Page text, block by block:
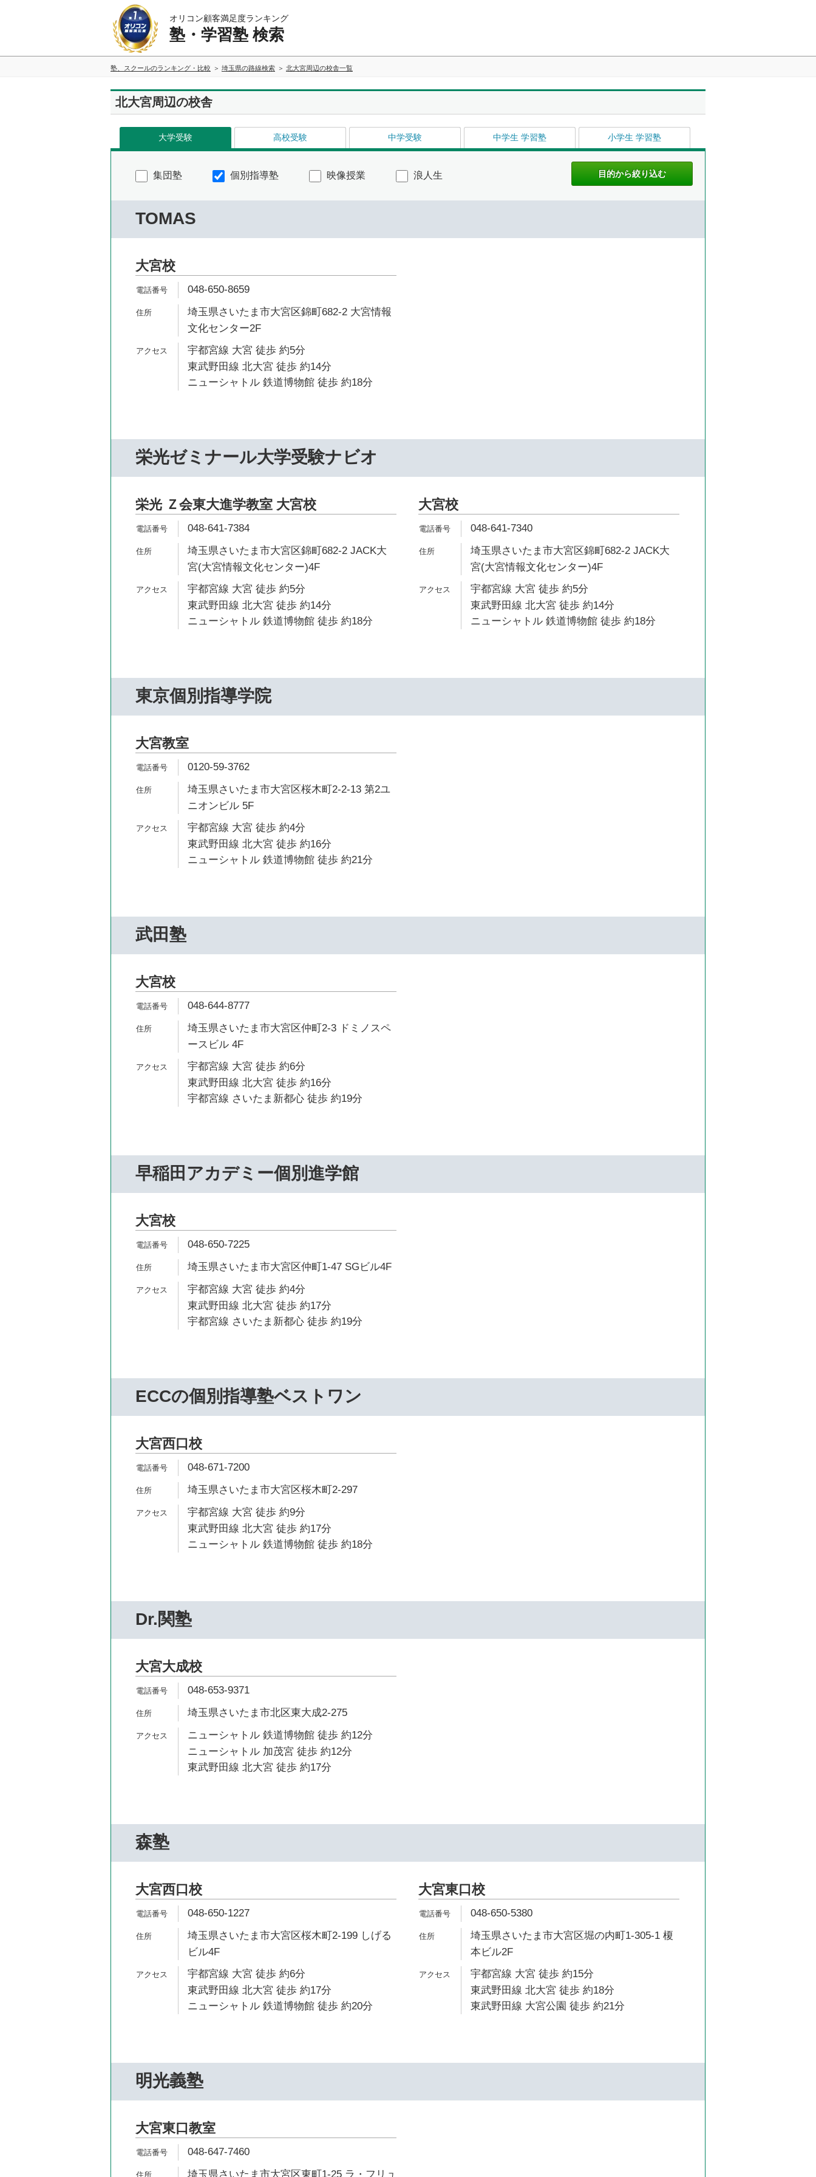
オリコン顧客満足度ランキング
塾・学習塾 検索
塾、スクールのランキング・比較 埼玉県の路線検索 北大宮周辺の校舎一覧
北大宮周辺の校舎
大学受験 高校受験 中学受験 中学生 学習塾 小学生 学習塾
集団塾 個別指導塾 映像授業 浪人生
TOMAS
大宮校
048-650-8659
埼玉県さいたま市大宮区錦町682-2 大宮情報
文化センター2F
宇都宮線 大宮 徒歩 約5分
東武野田線 北大宮 徒歩 約14分
ニューシャトル 鉄道博物館 徒歩 約18分
栄光ゼミナール大学受験ナビオ
栄光 Ｚ会東大進学教室 大宮校
048-641-7384
埼玉県さいたま市大宮区錦町682-2 JACK大
宮(大宮情報文化センター)4F
宇都宮線 大宮 徒歩 約5分
東武野田線 北大宮 徒歩 約14分
ニューシャトル 鉄道博物館 徒歩 約18分
大宮校
048-641-7340
埼玉県さいたま市大宮区錦町682-2 JACK大
宮(大宮情報文化センター)4F
宇都宮線 大宮 徒歩 約5分
東武野田線 北大宮 徒歩 約14分
ニューシャトル 鉄道博物館 徒歩 約18分
東京個別指導学院
大宮教室
0120-59-3762
埼玉県さいたま市大宮区桜木町2-2-13 第2ユ
ニオンビル 5F
宇都宮線 大宮 徒歩 約4分
東武野田線 北大宮 徒歩 約16分
ニューシャトル 鉄道博物館 徒歩 約21分
武田塾
大宮校
048-644-8777
埼玉県さいたま市大宮区仲町2-3 ドミノスペ
ースビル 4F
宇都宮線 大宮 徒歩 約6分
東武野田線 北大宮 徒歩 約16分
宇都宮線 さいたま新都心 徒歩 約19分
早稲田アカデミー個別進学館
大宮校
048-650-7225
埼玉県さいたま市大宮区仲町1-47 SGビル4F
宇都宮線 大宮 徒歩 約4分
東武野田線 北大宮 徒歩 約17分
宇都宮線 さいたま新都心 徒歩 約19分
ECCの個別指導塾ベストワン
大宮西口校
048-671-7200
埼玉県さいたま市大宮区桜木町2-297
宇都宮線 大宮 徒歩 約9分
東武野田線 北大宮 徒歩 約17分
ニューシャトル 鉄道博物館 徒歩 約18分
Dr.関塾
大宮大成校
048-653-9371
埼玉県さいたま市北区東大成2-275
ニューシャトル 鉄道博物館 徒歩 約12分
ニューシャトル 加茂宮 徒歩 約12分
東武野田線 北大宮 徒歩 約17分
森塾
大宮西口校
048-650-1227
埼玉県さいたま市大宮区桜木町2-199 しげる
ビル4F
宇都宮線 大宮 徒歩 約6分
東武野田線 北大宮 徒歩 約17分
ニューシャトル 鉄道博物館 徒歩 約20分
大宮東口校
048-650-5380
埼玉県さいたま市大宮区堀の内町1-305-1 榎
本ビル2F
宇都宮線 大宮 徒歩 約15分
東武野田線 北大宮 徒歩 約18分
東武野田線 大宮公園 徒歩 約21分
明光義塾
大宮東口教室
048-647-7460
埼玉県さいたま市大宮区東町1-25 ラ・フリュ